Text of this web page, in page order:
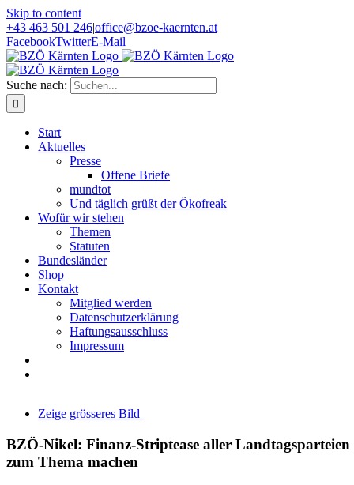
Skip to content
+43 463 501 246|office@bzoe-kaernten.at
FacebookTwitterE-Mail
Suche nach:
Start
Aktuelles
Presse
Offene Briefe
mundtot
Und täglich grüßt der Ökofreak
Wofür wir stehen
Themen
Statuten
Bundesländer
Shop
Kontakt
Mitglied werden
Datenschutzerklärung
Haftungsausschluss
Impressum
Zeige grösseres Bild
BZÖ-Nikel: Finanz-Striptease aller Landtagsparteien
zum Thema machen